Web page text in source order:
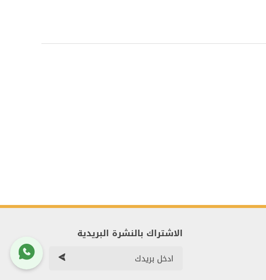
الاشتراك بالنشرة البريدية